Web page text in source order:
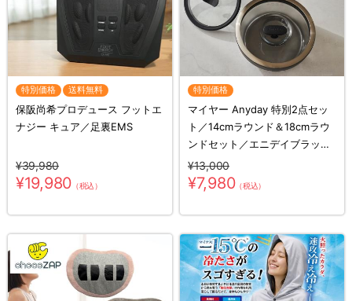
特別価格 送料無料
保阪尚希プロデュース フットエ
ナジー キュア／足裏EMS
¥39,980
¥19,980（税込）
特別価格
マイヤー Anyday 特別2点セッ
ト／14cmラウンド＆18cmラウ
ンドセット／エニデイブラック
／電子レンジ調理器具
¥13,000
¥7,980（税込）